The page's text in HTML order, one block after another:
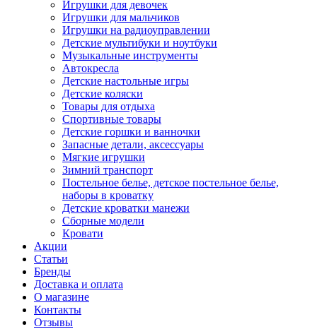
Игрушки для девочек
Игрушки для мальчиков
Игрушки на радиоуправлении
Детские мультибуки и ноутбуки
Музыкальные инструменты
Автокресла
Детские настольные игры
Детские коляски
Товары для отдыха
Спортивные товары
Детские горшки и ванночки
Запасные детали, аксессуары
Мягкие игрушки
Зимний транспорт
Постельное белье, детское постельное белье,
наборы в кроватку
Детские кроватки манежи
Сборные модели
Кровати
Акции
Статьи
Бренды
Доставка и оплата
О магазине
Контакты
Отзывы